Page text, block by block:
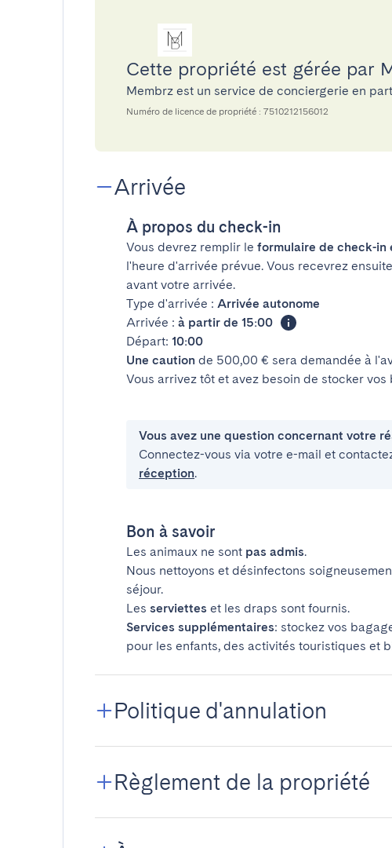
Cette propriété est gérée par
Membrz est un service de conciergerie en
Numéro de licence de propriété : 7510212156012
Arrivée
À propos du check-in
Vous devrez remplir le formulaire de check-in
l'heure d'arrivée prévue. Vous recevrez
avant votre arrivée.
Type d'arrivée : Arrivée autonome
Arrivée : à partir de 15:00
Départ: 10:00
Une caution de 500,00 € sera demandée à
Vous arrivez tôt et avez besoin de stocker vos
Vous avez une question concernant votre
Connectez-vous via votre e-mail et
réception.
Bon à savoir
Les animaux ne sont pas admis.
Nous nettoyons et désinfectons
séjour.
Les serviettes et les draps sont fournis.
Services supplémentaires: stockez vos
pour les enfants, des activités touristiques et
Politique d'annulation
Règlement de la propriété